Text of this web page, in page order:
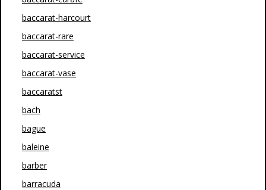
baccarat-harcourt
baccarat-rare
baccarat-service
baccarat-vase
baccaratst
bach
bague
baleine
barber
barracuda